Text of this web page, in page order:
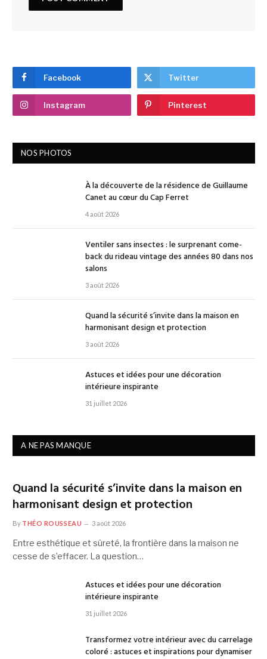
Facebook Twitter
Instagram Pinterest
NOS PHOTOS
À la découverte de la résidence de Guillaume
Canet au cœur du Cap Ferret
4 août 2026
Ventiler sans insectes : le surprenant come-
back du rideau vintage des années 80 dans nos
salons
3 août 2026
Quand la sécurité s’invite dans la maison en
harmonisant design et protection
3 août 2026
Astuces et idées pour une décoration
intérieure inspirante
31 juillet 2026
A NE PAS MANQUE
Quand la sécurité s’invite dans la maison en
harmonisant design et protection
By THÉO ROUSSEAU 3 août 2026
Entre esthétique et sûreté, la frontière dans la maison ne
cesse de s’effacer. La question…
Astuces et idées pour une décoration
intérieure inspirante
31 juillet 2026
Transformez votre intérieur avec du carrelage
coloré : astuces et inspirations pour dynamiser